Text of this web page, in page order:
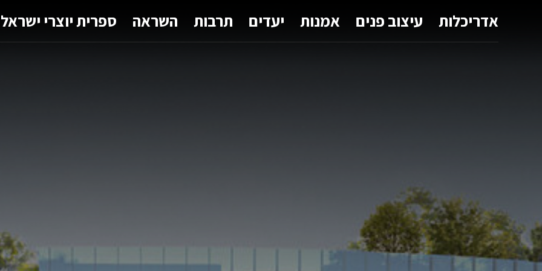
אדריכלות עיצוב פנים אמנות יעדים תרבות השראה ספרית יוצרי ישראל